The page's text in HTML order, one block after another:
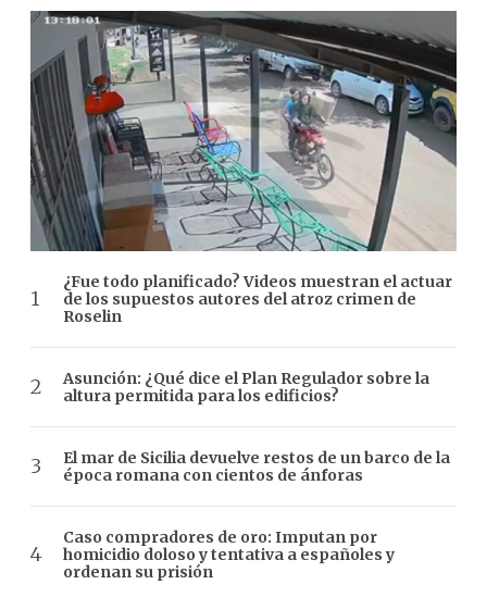
¿Fue todo planificado? Videos muestran el actuar
de los supuestos autores del atroz crimen de
Roselin
Asunción: ¿Qué dice el Plan Regulador sobre la
altura permitida para los edificios?
El mar de Sicilia devuelve restos de un barco de la
época romana con cientos de ánforas
Caso compradores de oro: Imputan por
homicidio doloso y tentativa a españoles y
ordenan su prisión